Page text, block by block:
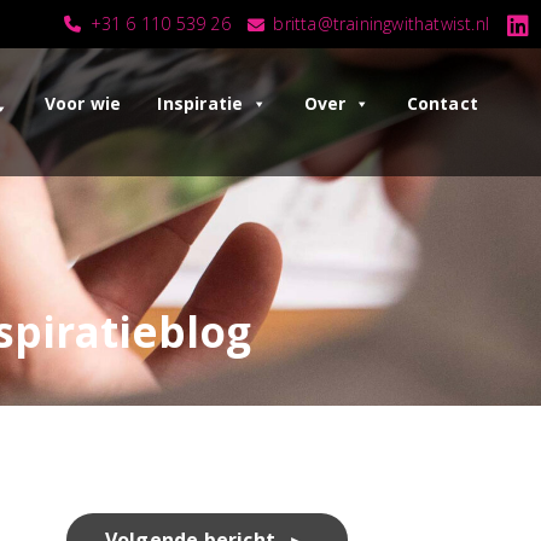
+31 6 110 539 26 britta@trainingwithatwist.nl
Voor wie Inspiratie Over Contact